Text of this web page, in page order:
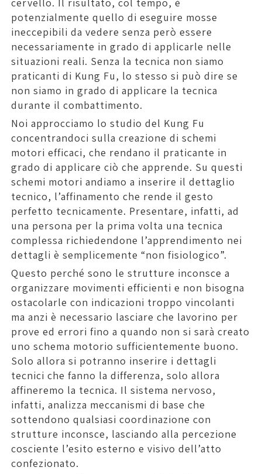
cervello. Il risultato, col tempo, è
potenzialmente quello di eseguire mosse
ineccepibili da vedere senza però essere
necessariamente in grado di applicarle nelle
situazioni reali. Senza la tecnica non siamo
praticanti di Kung Fu, lo stesso si può dire se
non siamo in grado di applicare la tecnica
durante il combattimento.
Noi approcciamo lo studio del Kung Fu
concentrandoci sulla creazione di schemi
motori efficaci, che rendano il praticante in
grado di applicare ciò che apprende. Su questi
schemi motori andiamo a inserire il dettaglio
tecnico, l’affinamento che rende il gesto
perfetto tecnicamente. Presentare, infatti, ad
una persona per la prima volta una tecnica
complessa richiedendone l’apprendimento nei
dettagli è semplicemente “non fisiologico”.
Questo perché sono le strutture inconsce a
organizzare movimenti efficienti e non bisogna
ostacolarle con indicazioni troppo vincolanti
ma anzi è necessario lasciare che lavorino per
prove ed errori fino a quando non si sarà creato
uno schema motorio sufficientemente buono.
Solo allora si potranno inserire i dettagli
tecnici che fanno la differenza, solo allora
affineremo la tecnica. Il sistema nervoso,
infatti, analizza meccanismi di base che
sottendono qualsiasi coordinazione con
strutture inconsce, lasciando alla percezione
cosciente l’esito esterno e visivo dell’atto
confezionato.